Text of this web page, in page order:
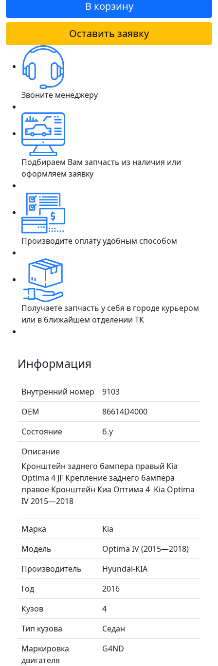
В корзину
Оставить заявку
Звоните менеджеру
Подбираем Вам запчасть из наличия или
оформляем заявку
Производите оплату удобным способом
Получаете запчасть у себя в городе курьером
или в ближайшем отделении ТК
Информация
Внутренний номер
9103
ОЕМ
86614D4000
Состояние
б.у
Описание
Кронштейн заднего бампера правый Kia
Optima 4 JF Крепление заднего бампера
правое Кронштейн Киа Оптима 4 Kia Optima
IV 2015—2018
Марка
Kia
Модель
Optima IV (2015—2018)
Производитель
Hyundai-KIA
Год
2016
Кузов
4
Тип кузова
Седан
Маркировка
двигателя
G4ND